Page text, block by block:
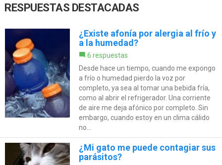
RESPUESTAS DESTACADAS
¿Existe afonía por alergia al frío y
a la humedad?
6 respuestas
Desde hace un tiempo, cuando me expongo
a frío o humedad pierdo la voz por
completo, ya sea al tomar una bebida fría,
como al abrir el refrigerador. Una corriente
de aire me deja afónico por completo. Sin
embargo, cuando estoy en un clima cálido
no...
¿Mi gato me puede contagiar sus
parásitos?